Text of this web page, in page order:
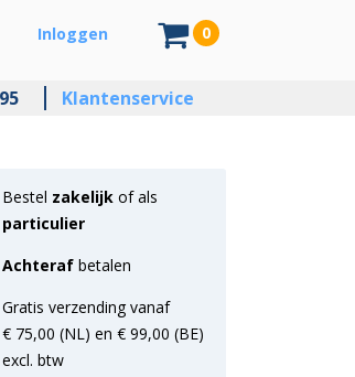
Inloggen 0
Klantenservice
Bestel zakelijk of als
particulier
Achteraf betalen
Gratis verzending vanaf
€ 75,00 (NL) en € 99,00 (BE)
excl. btw